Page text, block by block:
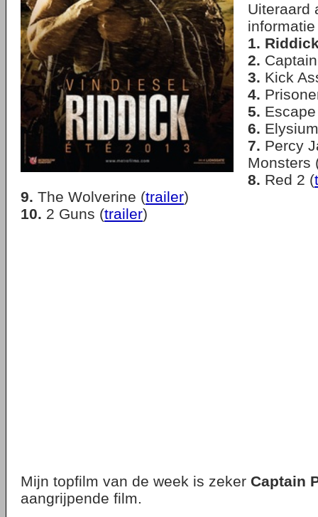
Uiteraard
1.
2.
3. Kick
4.
5.
6.
7. Percy
Monsters
8. Red 2 (
9. The Wolverine (trailer)
10. 2 Guns (trailer)
Mijn topfilm van de week is zeker Captain
aangrijpende film.